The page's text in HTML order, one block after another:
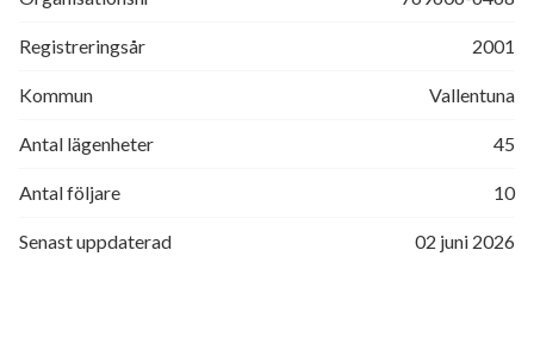
Registreringsår 2001
Kommun Vallentuna
Antal lägenheter 45
Antal följare 10
Senast uppdaterad 02 juni 2026